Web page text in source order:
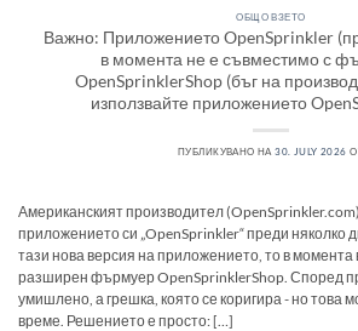
ОБЩО ВЗЕТО
Важно: Приложението OpenSprinkler
в момента не е съвместимо с
OpenSprinklerShop (бъг на
използвайте приложението
ПУБЛИКУВАНО НА30. JULY 2026
Американският производител
приложението си „OpenSprinkler“ преди няколко
тази нова версия на приложението, то в
разширен фърмуер OpenSprinklerShop. Според
умишлено, а грешка, която се коригира - но това
време. Решението е просто: […]